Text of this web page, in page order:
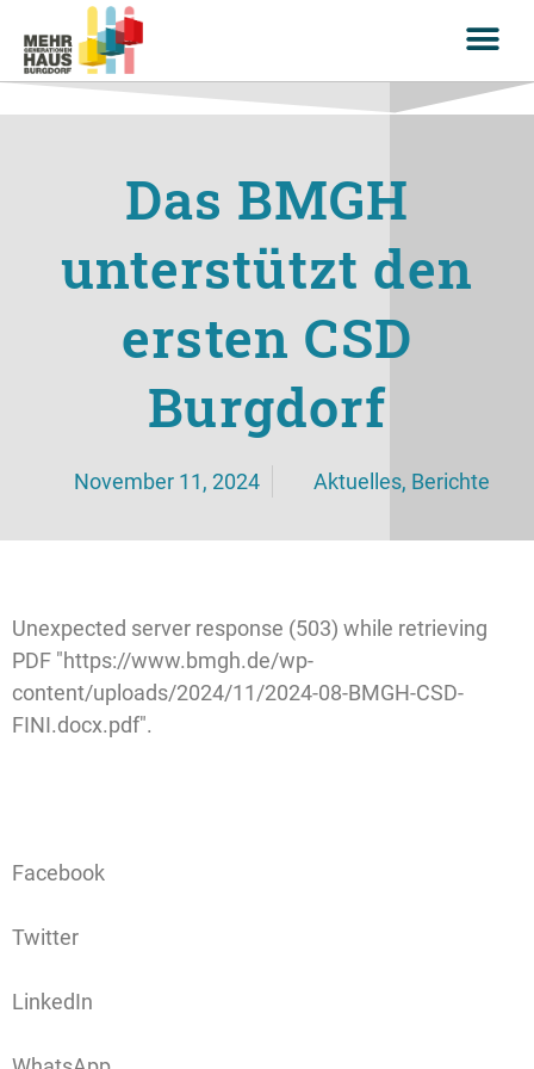
Das BMGH
unterstützt den
ersten CSD
Burgdorf
November 11, 2024 Aktuelles, Berichte
Unexpected server response (503) while retrieving
PDF "https://www.bmgh.de/wp-
content/uploads/2024/11/2024-08-BMGH-CSD-
FINI.docx.pdf".
Facebook
Twitter
LinkedIn